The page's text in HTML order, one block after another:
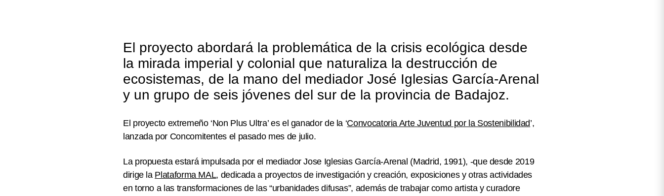
El proyecto abordará la problemática de la crisis ecológica desde
la mirada imperial y colonial que naturaliza la destrucción de
ecosistemas, de la mano del mediador José Iglesias García-Arenal
y un grupo de seis jóvenes del sur de la provincia de Badajoz.
El proyecto extremeño ‘Non Plus Ultra’ es el ganador de la ‘Convocatoria Arte Juventud por la Sostenibilidad’,
lanzada por Concomitentes el pasado mes de julio.
La propuesta estará impulsada por el mediadorJose Iglesias García-Arenal (Madrid, 1991), -que desde 2019
dirige la Plataforma MAL, dedicada a proyectos de investigación y creación, exposiciones y otras actividades
en torno a las transformaciones de las “urbanidades difusas”, además de trabajar como artista y curadore